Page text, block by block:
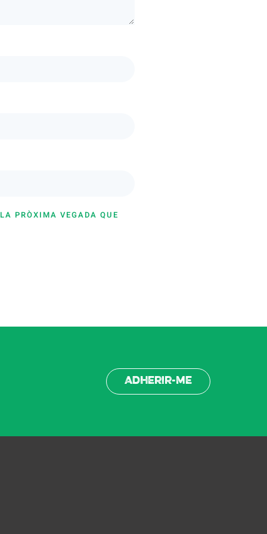
PRÒXIMA VEGADA QUE
Adherir-me